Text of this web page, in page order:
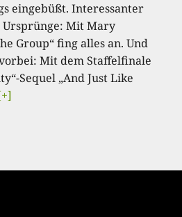
eingebüßt. Interessanter
Mit Mary
Group“ fing alles an. Und
Mit dem Staffelfinale
Sequel „And Just Like